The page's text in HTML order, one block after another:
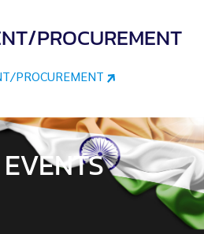
PROCUREMENT
PROCUREMENT